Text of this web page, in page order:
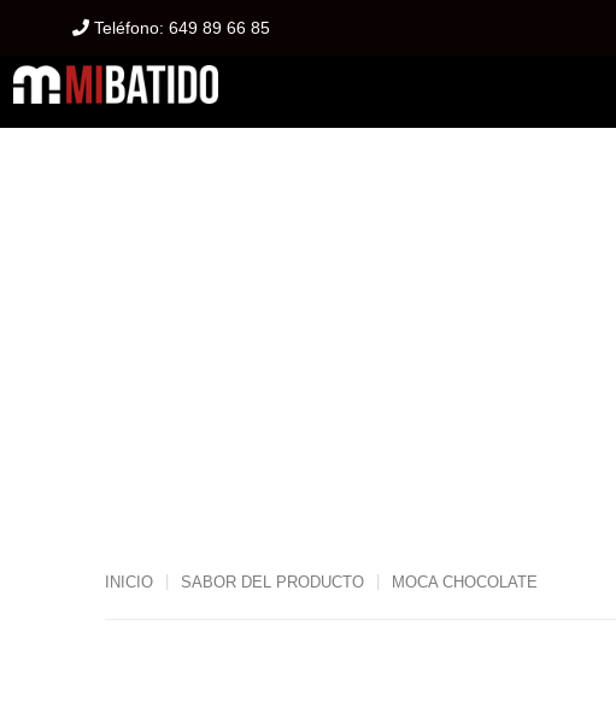
Teléfono: 649 89 66 85
INICIO SABOR DEL PRODUCTO MOCA CHOCOLATE